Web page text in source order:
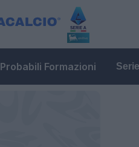
Probabili Formazioni